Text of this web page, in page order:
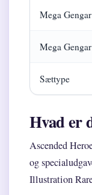
Mega
Mega
Sættype
Hvad er
Ascended
og
Illustration